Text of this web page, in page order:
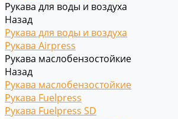
Рукава для воды и воздуха
Назад
Рукава для воды и воздуха
Рукава Airpress
Рукава маслобензостойкие
Назад
Рукава маслобензостойкие
Рукава Fuelpress
Рукава Fuelpress SD